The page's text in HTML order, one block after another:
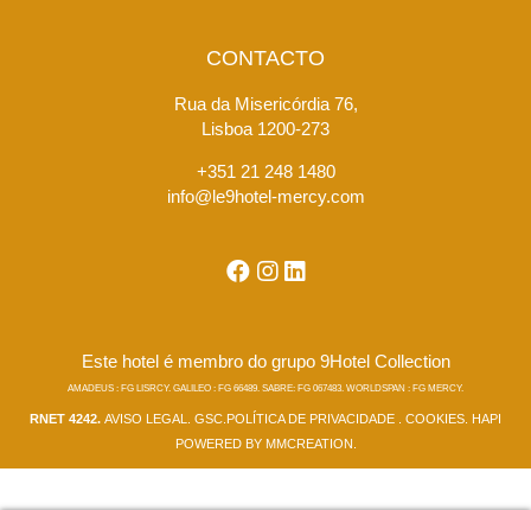
CONTACTO
Rua da Misericórdia 76,
Lisboa 1200-273
+351 21 248 1480
info@le9hotel-mercy.com
Este hotel é membro do grupo 9Hotel Collection
AMADEUS : FG LISRCY. GALILEO : FG 66489. SABRE: FG 067483. WORLDSPAN : FG MERCY.
RNET 4242. AVISO LEGAL GSC POLÍTICA DE PRIVACIDADE COOKIES
HAPI
POWERED BY MMCREATION